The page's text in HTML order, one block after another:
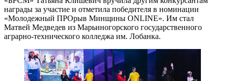
награды за участие и отметила победителя в номинации
«Молодежный ПРОрыв Минщины ONLINE». Им стал
Матвей Медведев из Марьиногорского государственного
аграрно-технического колледжа им. Лобанка.